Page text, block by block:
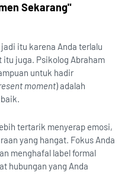
Sekarang"
itu karena Anda terlalu
juga. Psikolog Abraham
untuk hadir
moment) adalah
tertarik menyerap emosi,
yang hangat. Fokus Anda
menghafal label formal
hubungan yang Anda